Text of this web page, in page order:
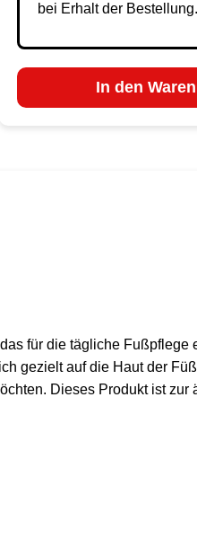
bei Erhalt der Bestellung.
In den
für die tägliche Fußpflege
gezielt auf die Haut der
Dieses Produkt ist zur